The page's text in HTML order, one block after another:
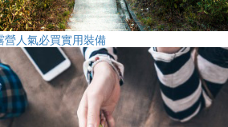
營人氣必買實用裝備